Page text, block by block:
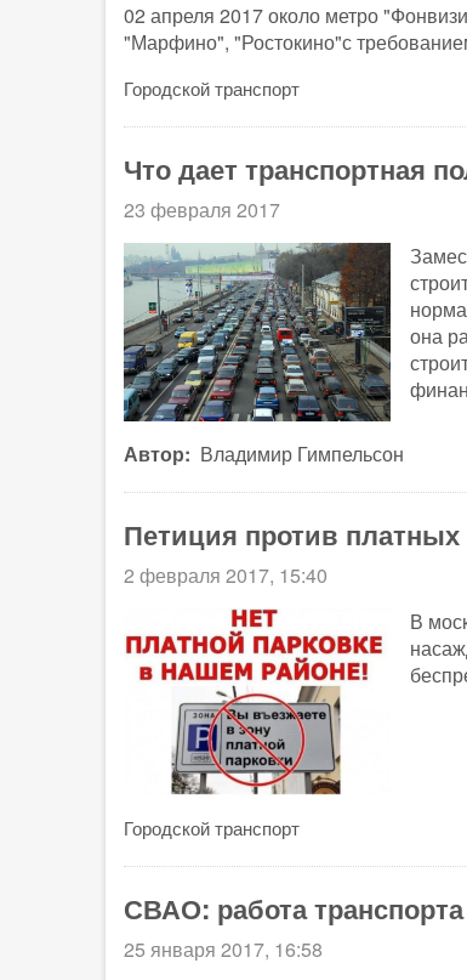
02 апреля 2017 около метро
"Марфино", "Ростокино"с
Городской транспорт
Что дает транспортная
23 февраля 2017
она
Автор Владимир Гимпельсон
Петиция против платных
2 февраля 2017, 15:40
В
Городской транспорт
СВАО: работа транспорта
25 января 2017, 16:58